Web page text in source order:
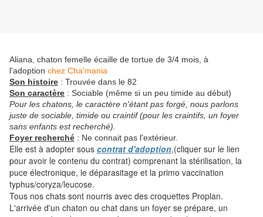
Aliana, chaton femelle écaille de tortue de 3/4 mois, à
l'adoption chez Cha'mania
Son histoire : Trouvée dans le 82
Son caractère : Sociable (même si un peu timide au début)
Pour les chatons, le caractère n'étant pas forgé, nous parlons
juste de sociable, timide ou craintif (pour les craintifs, un foyer
sans enfants est recherché).
Foyer recherché : Ne connait pas l'extérieur.
Elle est à adopter sous contrat d'adoption,(cliquer sur le lien
pour avoir le contenu du contrat) comprenant la stérilisation, la
puce électronique, le déparasitage et la primo vaccination
typhus/coryza/leucose.
Tous nos chats sont nourris avec des croquettes Proplan.
L'arrivée d'un chaton ou chat dans un foyer se prépare, un